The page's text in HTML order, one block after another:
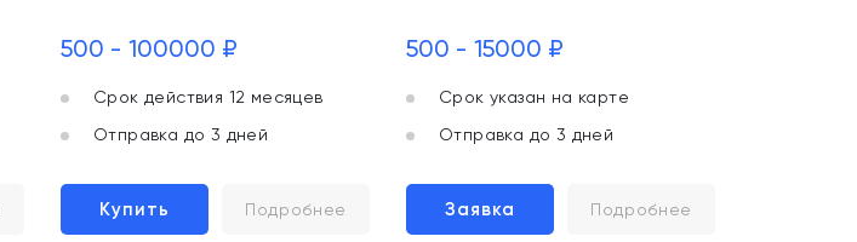
500 - 100000 ₽
Срок действия 12 месяцев
Отправка до 3 дней
Купить Подробнее
500 - 15000 ₽
Срок указан на карте
Отправка до 3 дней
Заявка Подробнее